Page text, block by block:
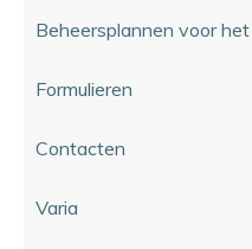
Beheersplannen voor
Formulieren
Contacten
Varia